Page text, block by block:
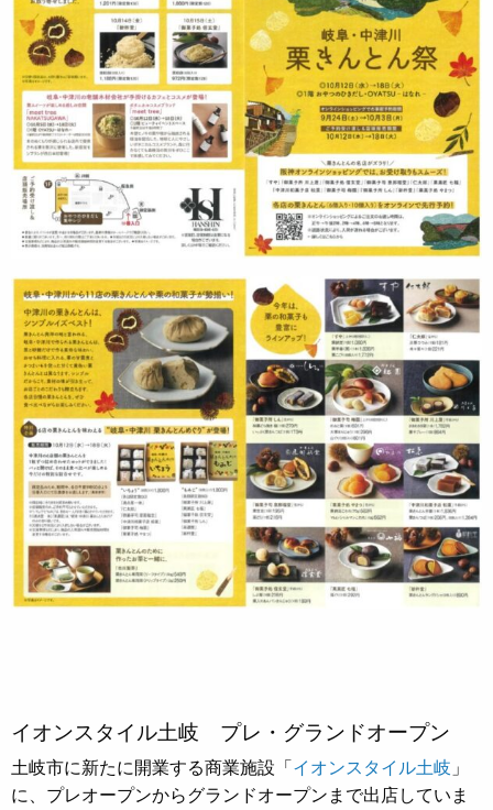
イオンスタイル土岐 プレ・グランドオープン
土岐市に新たに開業する商業施設「イオンスタイル土岐 」
に、プレオープンからグランドオープンまで出店していま